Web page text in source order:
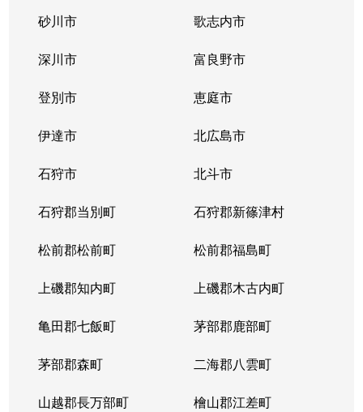
砂川市 歌志内市
深川市 富良野市
登別市 恵庭市
伊達市 北広島市
石狩市 北斗市
石狩郡当別町 石狩郡新篠津村
松前郡松前町 松前郡福島町
上磯郡知内町 上磯郡木古内町
亀田郡七飯町 茅部郡鹿部町
茅部郡森町 二海郡八雲町
山越郡長万部町 檜山郡江差町